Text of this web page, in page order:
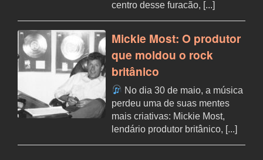
centro desse furacão, [...]
Mickie Most: O produtor
que moldou o rock
britânico
No dia 30 de maio, a música
perdeu uma de suas mentes
mais criativas: Mickie Most,
lendário produtor britânico, [...]